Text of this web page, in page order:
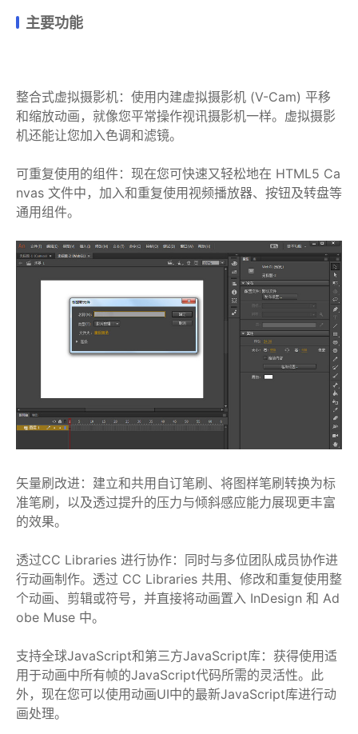
主要功能
整合式虚拟摄影机：使用内建虚拟摄影机 (V-Cam) 平移
和缩放动画，就像您平常操作视讯摄影机一样。虚拟摄影
机还能让您加入色调和滤镜。
可重复使用的组件：现在您可快速又轻松地在 HTML5 Ca
nvas 文件中，加入和重复使用视频播放器、按钮及转盘等
通用组件。
矢量刷改进：建立和共用自订笔刷、将图样笔刷转换为标
准笔刷，以及透过提升的压力与倾斜感应能力展现更丰富
的效果。
透过CC Libraries 进行协作：同时与多位团队成员协作进
行动画制作。透过 CC Libraries 共用、修改和重复使用整
个动画、剪辑或符号，并直接将动画置入 InDesign 和 Ad
obe Muse 中。
支持全球JavaScript和第三方JavaScript库：获得使用适
用于动画中所有帧的JavaScript代码所需的灵活性。此
外，现在您可以使用动画UI中的最新JavaScript库进行动
画处理。